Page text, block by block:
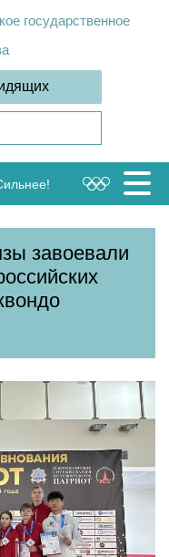
государственное
завоевали